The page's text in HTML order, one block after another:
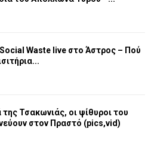
Waste live στο Άστρος – Πού
της Τσακωνιάς, οι ψίθυροι του
στον Πραστό (pics,vid)